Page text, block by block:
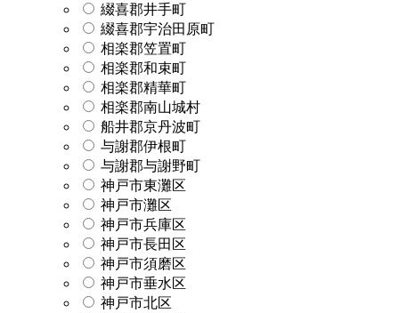
綴喜郡井手町
綴喜郡宇治田原町
相楽郡笠置町
相楽郡和束町
相楽郡精華町
相楽郡南山城村
船井郡京丹波町
与謝郡伊根町
与謝郡与謝野町
神戸市東灘区
神戸市灘区
神戸市兵庫区
神戸市長田区
神戸市須磨区
神戸市垂水区
神戸市北区